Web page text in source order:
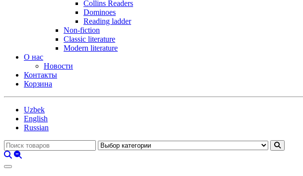
Collins Readers
Dominoes
Reading ladder
Non-fiction
Classic literature
Modern literature
О нас
Новости
Контакты
Корзина
Uzbek
English
Russian